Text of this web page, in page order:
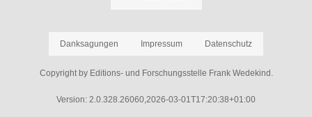
Danksagungen Impressum Datenschutz
Copyright by Editions- und Forschungsstelle Frank Wedekind.
Version: 2.0.328.26060,2026-03-01T17:20:38+01:00